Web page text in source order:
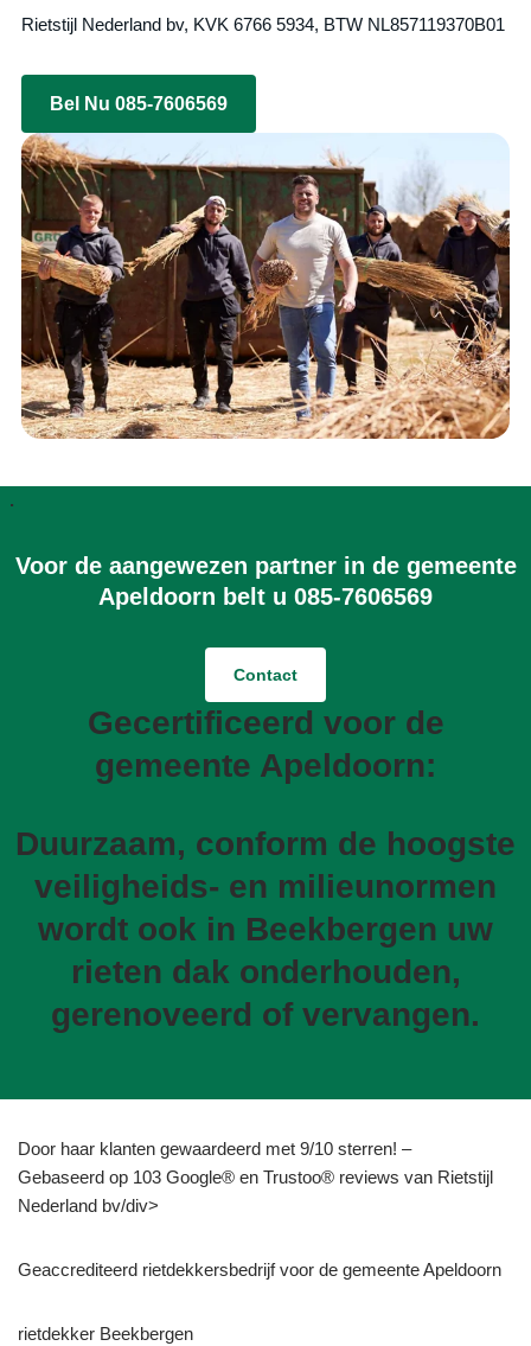
Rietstijl Nederland bv, KVK 6766 5934, BTW NL857119370B01
Bel Nu 085-7606569
.
Voor de aangewezen partner in de gemeente
Apeldoorn belt u 085-7606569
Contact
Gecertificeerd voor de
gemeente Apeldoorn:
Duurzaam, conform de hoogste
veiligheids- en milieunormen
wordt ook in Beekbergen uw
rieten dak onderhouden,
gerenoveerd of vervangen.
Door haar klanten gewaardeerd met 9/10 sterren! –
Gebaseerd op 103 Google® en Trustoo® reviews van Rietstijl
Nederland bv/div>
Geaccrediteerd rietdekkersbedrijf voor de gemeente Apeldoorn
rietdekker Beekbergen